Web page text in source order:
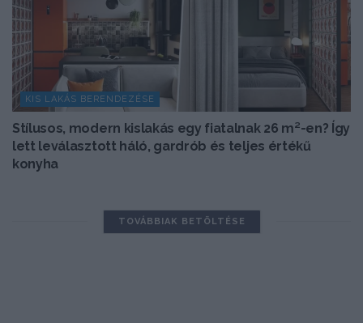
KIS LAKÁS BERENDEZÉSE
Stílusos, modern kislakás egy fiatalnak 26 m²-en? Így
lett leválasztott háló, gardrób és teljes értékű
konyha
TOVÁBBIAK BETÖLTÉSE